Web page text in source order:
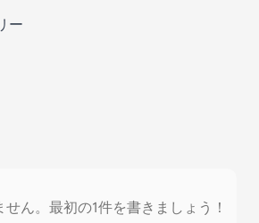
ー
せん。最初の1件を書きましょう！